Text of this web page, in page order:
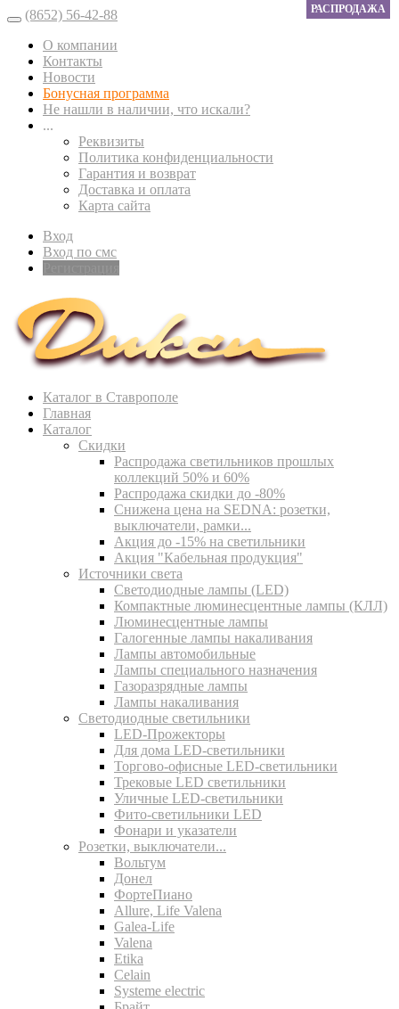
(8652) 56-42-88
О компании
Контакты
Новости
Бонусная программа
Не нашли в наличии, что искали?
...
Реквизиты
Политика конфиденциальности
Гарантия и возврат
Доставка и оплата
Карта сайта
Вход
Вход по смс
Каталог в Ставрополе
Главная
Каталог
Скидки
Распродажа светильников прошлых
коллекций 50% и 60%
Распродажа скидки до -80%
Cнижена цена на SEDNA: розетки,
выключатели, рамки...
Акция до -15% на светильники
Акция "Кабельная продукция"
Источники света
Светодиодные лампы (LED)
Компактные люминесцентные лампы (КЛЛ)
Люминесцентные лампы
Галогенные лампы накаливания
Лампы автомобильные
Лампы специального назначения
Газоразрядные лампы
Лампы накаливания
Светодиодные светильники
LED-Прожекторы
Для дома LED-светильники
Торгово-офисные LED-светильники
Трековые LED светильники
Уличные LED-светильники
Фито-светильники LED
Фонари и указатели
Розетки, выключатели...
Вольтум
Донел
ФортеПиано
Allure, Life Valena
Galea-Life
Valena
Etika
Celain
Systeme electric
РАСПРОДАЖА